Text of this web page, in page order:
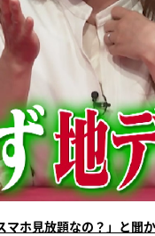
ホ見放題なの？」と聞